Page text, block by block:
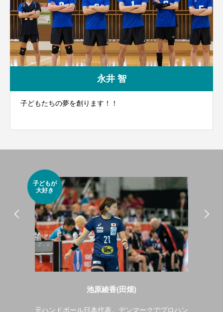
永井 智
子どもたちの夢を創ります！！
子どもが
大好き
池原綾香(田畑)
元ハンドボール日本代表。デンマークでプロハン